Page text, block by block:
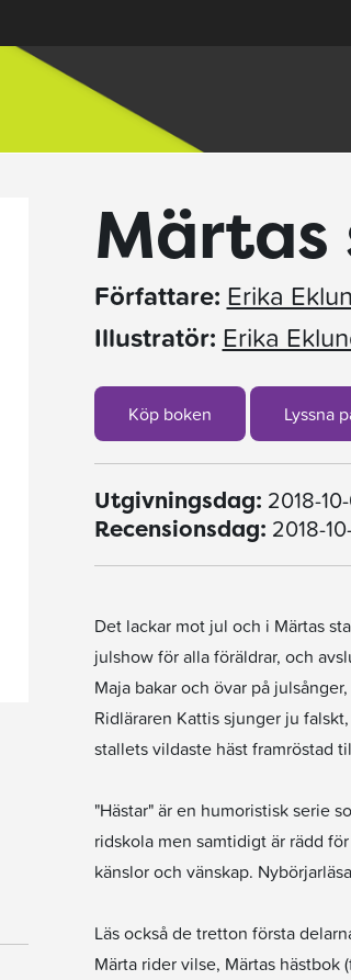
Författare: Erika
Illustratör: Erika
Köp boken Lyssna
Utgivningsdag: 2018-
Recensionsdag: 2018-
Det lackar mot jul och i Märtas
julshow för alla föräldrar, och
Maja bakar och övar på
Ridläraren Kattis sjunger ju
stallets vildaste häst framröstad
"Hästar" är en humoristisk serie
ridskola men samtidigt är rädd
känslor och vänskap.
Läs också de tretton första
Märta rider vilse, Märtas hästbok